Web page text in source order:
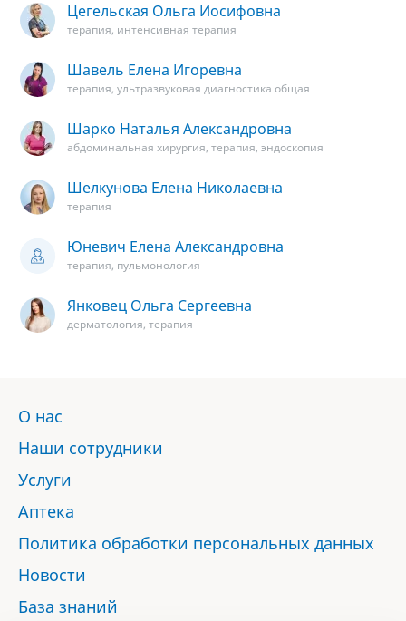
Цегельская Ольга Иосифовна
терапия, интенсивная терапия
Шавель Елена Игоревна
терапия, ультразвуковая диагностика общая
Шарко Наталья Александровна
абдоминальная хирургия, терапия, эндоскопия
Шелкунова Елена Николаевна
терапия
Юневич Елена Александровна
терапия, пульмонология
Янковец Ольга Сергеевна
дерматология, терапия
О нас
Наши сотрудники
Услуги
Аптека
Политика обработки персональных данных
Новости
База знаний